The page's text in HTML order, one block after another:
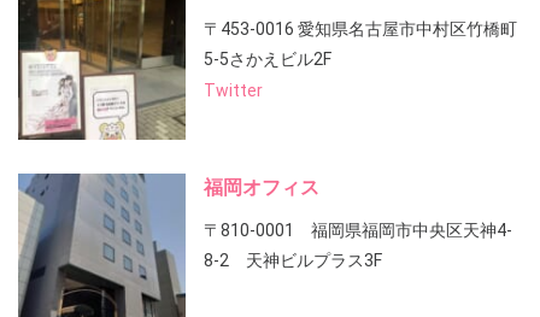
〒453-0016 愛知県名古屋市中村区竹橋町
5-5さかえビル2F
Twitter
福岡オフィス
〒810-0001 福岡県福岡市中央区天神4-
8-2 天神ビルプラス3F